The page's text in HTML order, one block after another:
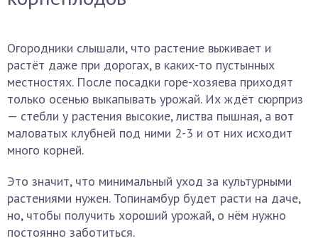
Огородники слышали, что растение выживает и
растёт даже при дорогах, в каких-то пустынных
местностях. После посадки горе-хозяева приходят
только осенью выкапывать урожай. Их ждёт сюрприз
— стебли у растения высокие, листва пышная, а вот
маловатых клубней под ними 2-3 и от них исходит
много корней.
Это значит, что минимальный уход за культурными
растениями нужен. Топинамбур будет расти на даче,
но, чтобы получить хороший урожай, о нём нужно
постоянно заботиться.